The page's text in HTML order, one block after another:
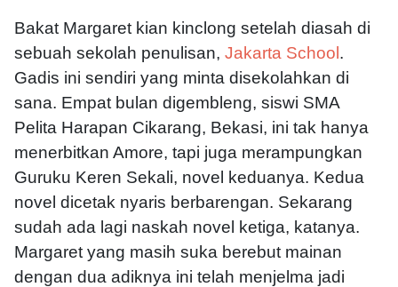
Bakat Margaret kian kinclong setelah diasah di
sebuah sekolah penulisan, Jakarta School .
Gadis ini sendiri yang minta disekolahkan di
sana. Empat bulan digembleng, siswi SMA
Pelita Harapan Cikarang, Bekasi, ini tak hanya
menerbitkan Amore, tapi juga merampungkan
Guruku Keren Sekali, novel keduanya. Kedua
novel dicetak nyaris berbarengan. Sekarang
sudah ada lagi naskah novel ketiga, katanya.
Margaret yang masih suka berebut mainan
dengan dua adiknya ini telah menjelma jadi